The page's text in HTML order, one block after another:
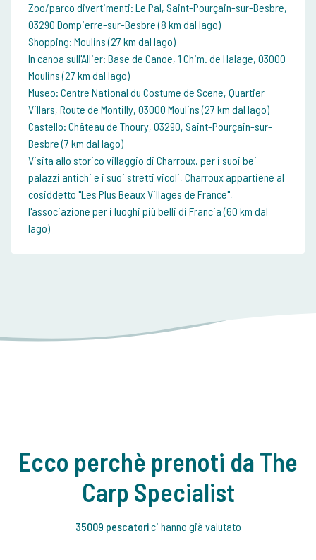
Zoo/parco divertimenti: Le Pal, Saint-Pourçain-sur-Besbre,
03290 Dompierre-sur-Besbre (8 km dal lago)
Shopping: Moulins (27 km dal lago)
In canoa sull'Allier: Base de Canoe, 1 Chim. de Halage, 03000
Moulins (27 km dal lago)
Museo: Centre National du Costume de Scene, Quartier
Villars, Route de Montilly, 03000 Moulins (27 km dal lago)
Castello: Château de Thoury, 03290, Saint-Pourçain-sur-
Besbre (7 km dal lago)
Visita allo storico villaggio di Charroux, per i suoi bei
palazzi antichi e i suoi stretti vicoli, Charroux appartiene al
cosiddetto "Les Plus Beaux Villages de France",
l'associazione per i luoghi più belli di Francia (60 km dal
lago)
Ecco perchè prenoti da The
Carp Specialist
35009 pescatorici hanno già valutato